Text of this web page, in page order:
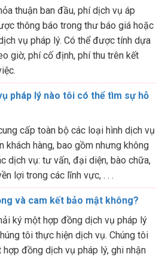
thuận ban đầu, phí dịch vụ áp
thông báo trong thư báo giá hoặc
vụ pháp lý. Có thể được tính dựa
giờ, phí cố định, phí thu trên kết
pháp lý nào tôi có thể tìm sự hỗ
cấp toàn bộ các loại hình dịch vụ
khách hàng, bao gồm nhưng không
dịch vụ: tư vấn, đại diện, bào chữa,
lợi trong các lĩnh vực, . . .
và cam kết bảo mật không?
ký một hợp đồng dịch vụ pháp lý
tôi thực hiện dịch vụ. Chúng tôi
đồng dịch vụ pháp lý, ghi nhận